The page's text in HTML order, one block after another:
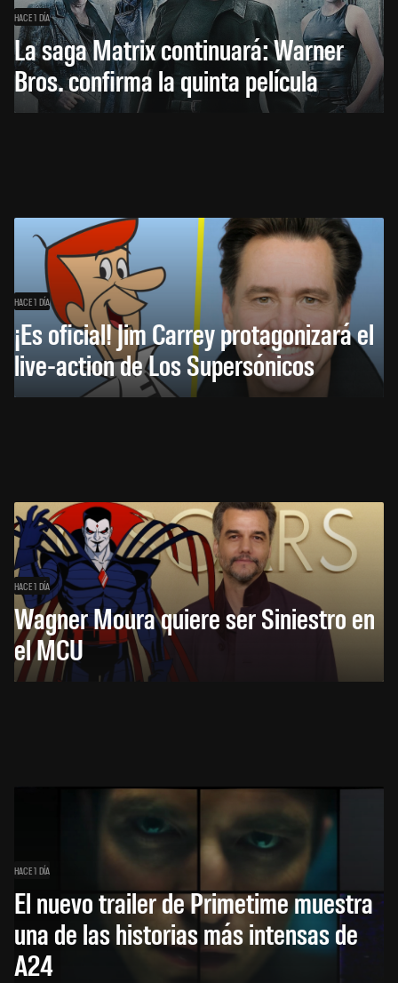
HACE 1 DÍA
La saga Matrix continuará: Warner
Bros. confirma la quinta película
HACE 1 DÍA
¡Es oficial! Jim Carrey protagonizará el
live-action de Los Supersónicos
HACE 1 DÍA
Wagner Moura quiere ser Siniestro en
el MCU
HACE 1 DÍA
El nuevo trailer de Primetime muestra
una de las historias más intensas de
A24